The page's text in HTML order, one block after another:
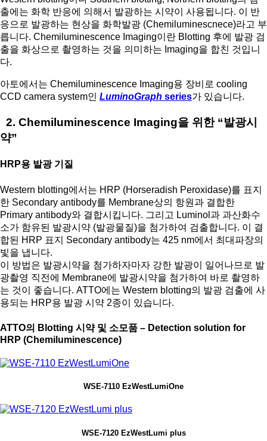
출에는 화학 반응에 의해서 발광하는 시약이 사용됩니다. 이 반
응으로 발광하는 현상을 화학발광 (Chemiluminescnece)라고 부
릅니다. Chemiluminescence Imaging이란 Blotting 후에 발광 검
출을 화상으로 촬영하는 것을 의미하는 Imaging을 합친 것입니
다.
아토에서는 Chemiluminescence Imaging용 장비로 cooling
CCD camera system인 LuminoGraph series가 있습니다.
2. Chemiluminescence Imaging을 위한 “발광시
약”
HRP용 발광 기질
Western blotting에서는 HRP (Horseradish Peroxidase)를 표지
한 Secondary antibody를 Membrane상의 항원과 결합한
Primary antibody와 결합시킵니다. 그리고 Luminol과 과산화수
소가 함유된 발광시약 (발광물질)을 첨가하여 검출합니다. 이 결
합된 HRP 표지 Secondary antibody는 425 nm에서 최대파장의
빛을 냅니다.
이 방법은 발광시약을 첨가하자마자 강한 발광이 일어나므로 발
광촬영 직전에 Membrane에 발광시약을 첨가하여 바로 촬영하
는 것이 좋습니다. ATTO에는 Western blotting의 발광 검출에 사
용되는 HRP용 발광 시약 2종이 있습니다.
ATTO의 Blotting 시약 및 소모품 – Detection solution for
HRP (Chemiluminescence)
WSE-7110 EzWestLumiOne
WSE-7120 EzWestLumi plus